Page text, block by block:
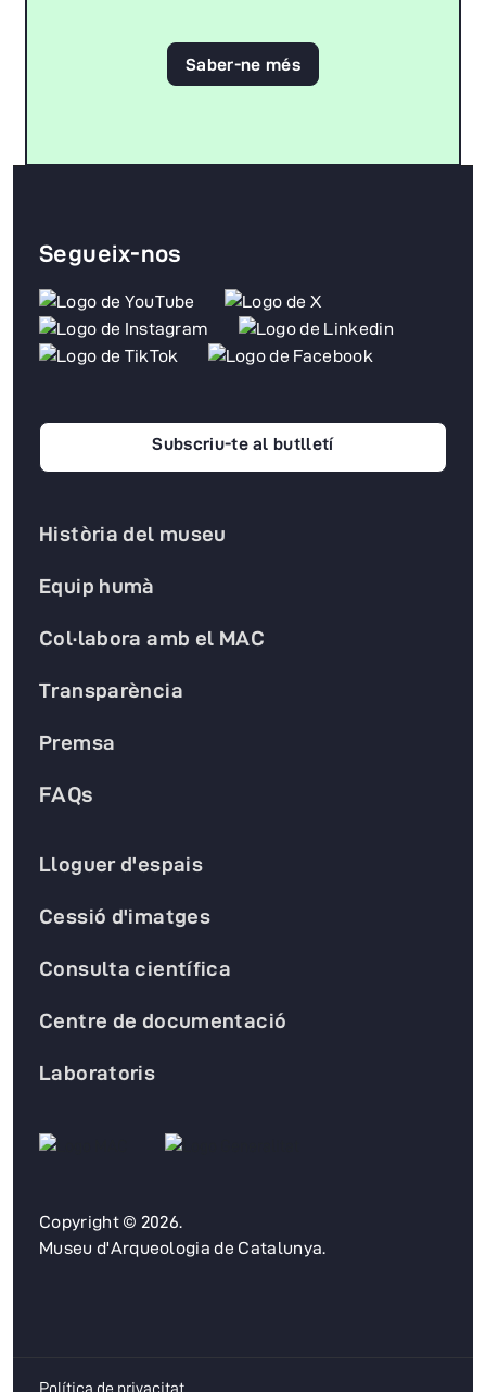
Saber-ne més
Copyright © 2026.
Museu d'Arqueologia de Catalunya.
Història del museu
Equip humà
Col·labora amb el MAC
Transparència
Premsa
FAQs
Lloguer d'espais
Cessió d'imatges
Consulta científica
Centre de documentació
Laboratoris
Segueix-nos
Subscriu-te al butlletí
Política de privacitat